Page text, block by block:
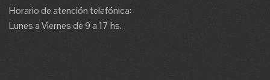
Horario de atención telefónica:
Lunes a Viernes de 9 a 17 hs.